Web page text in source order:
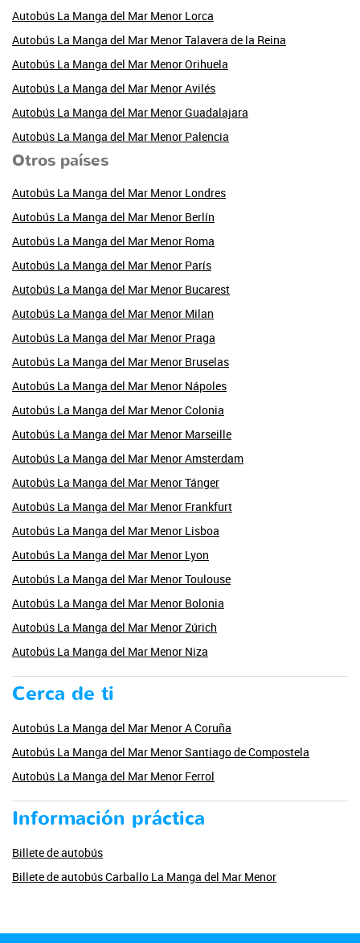
Autobús La Manga del Mar Menor Lorca
Autobús La Manga del Mar Menor Talavera de la Reina
Autobús La Manga del Mar Menor Orihuela
Autobús La Manga del Mar Menor Avilés
Autobús La Manga del Mar Menor Guadalajara
Autobús La Manga del Mar Menor Palencia
Otros países
Autobús La Manga del Mar Menor Londres
Autobús La Manga del Mar Menor Berlín
Autobús La Manga del Mar Menor Roma
Autobús La Manga del Mar Menor París
Autobús La Manga del Mar Menor Bucarest
Autobús La Manga del Mar Menor Milan
Autobús La Manga del Mar Menor Praga
Autobús La Manga del Mar Menor Bruselas
Autobús La Manga del Mar Menor Nápoles
Autobús La Manga del Mar Menor Colonia
Autobús La Manga del Mar Menor Marseille
Autobús La Manga del Mar Menor Amsterdam
Autobús La Manga del Mar Menor Tánger
Autobús La Manga del Mar Menor Frankfurt
Autobús La Manga del Mar Menor Lisboa
Autobús La Manga del Mar Menor Lyon
Autobús La Manga del Mar Menor Toulouse
Autobús La Manga del Mar Menor Bolonia
Autobús La Manga del Mar Menor Zúrich
Autobús La Manga del Mar Menor Niza
Cerca de ti
Autobús La Manga del Mar Menor A Coruña
Autobús La Manga del Mar Menor Santiago de Compostela
Autobús La Manga del Mar Menor Ferrol
Información práctica
Billete de autobús
Billete de autobús Carballo La Manga del Mar Menor